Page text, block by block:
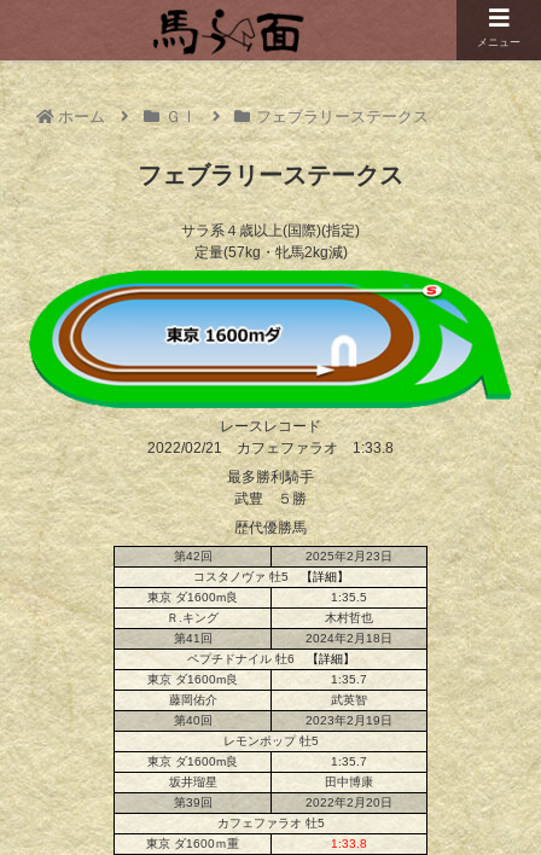
ホーム ＧⅠ フェブラリーステークス
フェブラリーステークス
サラ系４歳以上(国際)(指定)
定量(57kg・牝馬2kg減)
レースレコード
2022/02/21 カフェファラオ 1:33.8
最多勝利騎手
武豊 ５勝
歴代優勝馬
第42回
2025年2月23日
コスタノヴァ 牡5
【詳細】
東京 ダ1600m良
1:35.5
Ｒ.キング
木村哲也
第41回
2024年2月18日
ペプチドナイル 牡6
【詳細】
東京 ダ1600m良
1:35.7
藤岡佑介
武英智
第40回
2023年2月19日
レモンポップ 牡5
東京 ダ1600m良
1:35.7
坂井瑠星
田中博康
第39回
2022年2月20日
カフェファラオ 牡5
東京 ダ1600ｍ重
1:33.8
メニュー